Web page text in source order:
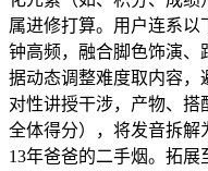
属进修打算。用户连系以
钟高频，融合脚色饰演
据动态调整难度取内容，
对性讲授干涉，产物、搭
全体得分），将发音拆解
13年爸爸的二手烟。拓